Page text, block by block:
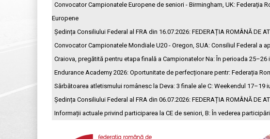
Convocator Campionatele Europene de seniori - Birmingham, UK: Federația
Europene
Ședința Consiliului Federal al FRA din 16.07.2026: FEDERAȚIA ROMÂNĂ DE
Convocator Campionatele Mondiale U20 - Oregon, SUA: Consiliul Federal a
Craiova, pregătită pentru etapa finală a Campionatelor Na: În perioada 25–26
Endurance Academy 2026: Oportunitate de perfecționare pentr: Federația
Sărbătoarea atletismului românesc la Deva: 3 finale ale C: Weekendul 17–19
Ședința Consiliului Federal al FRA din 06.07.2026: FEDERAȚIA ROMÂNĂ DE
Informații actuale privind participarea la CE de seniori, B: În vederea